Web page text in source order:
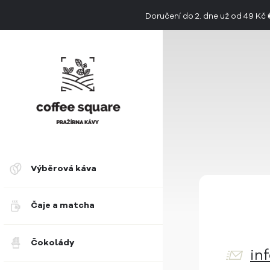
👉 Objevte jedinečnou chuť
Doručení do 2. dne už od 49 Kč
Výběrová káva
Čaje a matcha
Čokolády